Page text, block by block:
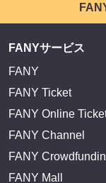
FANYサービス
FANY
FANY Ticket
FANY Online
FANY Channel
FANY
FANY Mall